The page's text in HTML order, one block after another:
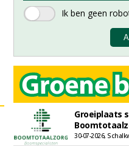
Groeiplaats
30-07-2026,